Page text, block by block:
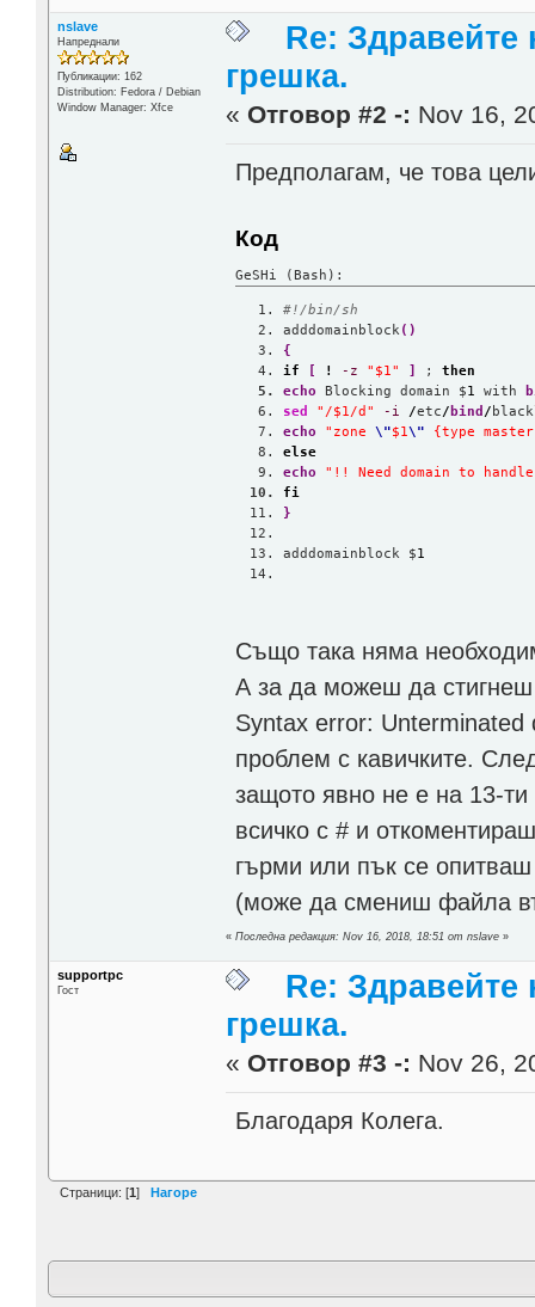
nslave
Напреднали
Публикации: 162
Distribution: Fedora / Debian
Window Manager: Xfce
Re: Здравейте
грешка.
« Отговор #2 -: Nov 16,
Предполагам, че това
Код
GeSHi (Bash):
#!/bin/sh
adddomainblock ( )
{
if
[ ! -z "$1" ] ; then
echo Blocking domain $1 with
sed
"/$1/d" -i /etc/ bind /
echo
"zone \"$1\" {type
else
echo
"!! Need domain to
fi
}
adddomainblock $1
Също така няма
А за да можеш да стигнеш
Syntax error:
проблем с кавичките.
защото явно не е на 13-
всичко с # и
гърми или пък се
(може да смениш файла
«Последна редакция: Nov 16, 2018, 18:51 от nslave »
supportpc
Гост
Re: Здравейте
грешка.
« Отговор #3 -: Nov 26,
Благодаря Колега.
Страници: [1] Нагоре